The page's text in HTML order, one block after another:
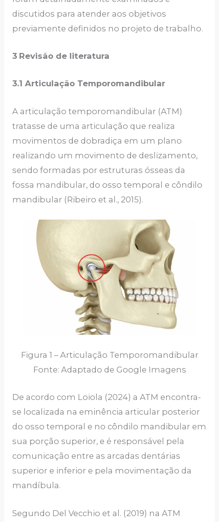
discutidos para atender aos objetivos
previamente definidos no projeto de trabalho.
3 Revisão de literatura
3.1 Articulação Temporomandibular
A articulação temporomandibular (ATM)
tratasse de uma articulação que realiza
movimentos de dobradiça em um plano
realizando um movimento de deslizamento,
sendo formadas por estruturas ósseas da
fossa mandibular, do osso temporal e côndilo
mandibular (Ribeiro et al., 2015).
Figura 1 – Articulação Temporomandibular
Fonte: Adaptado de Google Imagens
De acordo com Loiola (2024) a ATM encontra-
se localizada na eminência articular posterior
do osso temporal e no côndilo mandibular em
sua porção superior, e é responsável pela
comunicação entre as arcadas dentárias
superior e inferior e pela movimentação da
mandíbula.
Segundo Del Vecchio et al. (2019) na ATM